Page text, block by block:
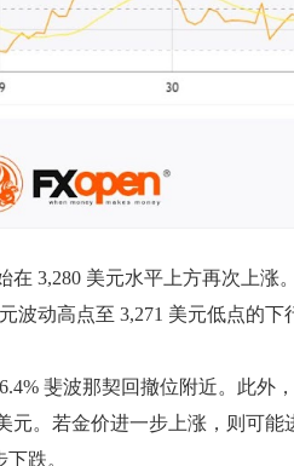
3,280 美元水平上方再次上涨。
动高点至 3,271 美元低点的
斐波那契回撤位附近。此外
。若金价进一步上涨，则可能
跌。